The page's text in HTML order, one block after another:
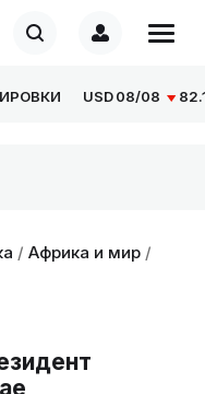
USD08/08
/ Африка и мир /